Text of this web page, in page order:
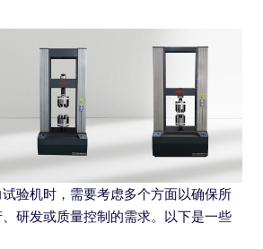
验机时，需要考虑多个方面以确保所
研发或质量控制的需求。以下是一些